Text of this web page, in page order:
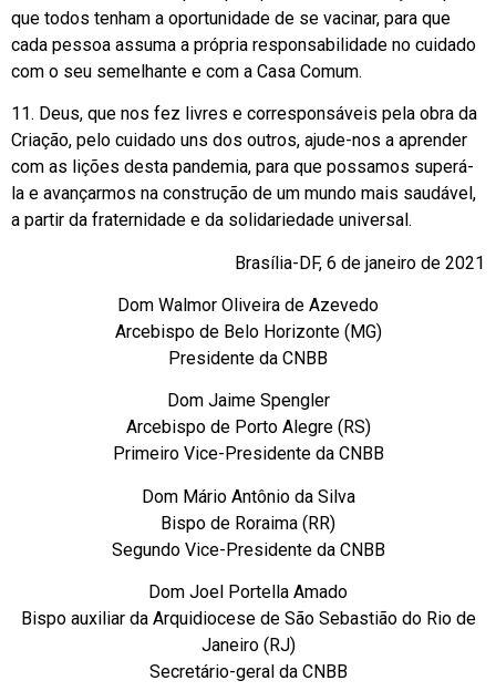
que todos tenham a oportunidade de se vacinar, para que
cada pessoa assuma a própria responsabilidade no cuidado
com o seu semelhante e com a Casa Comum.
11. Deus, que nos fez livres e corresponsáveis pela obra da
Criação, pelo cuidado uns dos outros, ajude-nos a aprender
com as lições desta pandemia, para que possamos superá-
la e avançarmos na construção de um mundo mais saudável,
a partir da fraternidade e da solidariedade universal.
Brasília-DF, 6 de janeiro de 2021
Dom Walmor Oliveira de Azevedo
Arcebispo de Belo Horizonte (MG)
Presidente da CNBB
Dom Jaime Spengler
Arcebispo de Porto Alegre (RS)
Primeiro Vice-Presidente da CNBB
Dom Mário Antônio da Silva
Bispo de Roraima (RR)
Segundo Vice-Presidente da CNBB
Dom Joel Portella Amado
Bispo auxiliar da Arquidiocese de São Sebastião do Rio de
Janeiro (RJ)
Secretário-geral da CNBB